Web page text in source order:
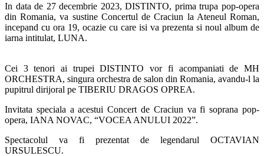
In data de 27 decembrie 2023, DISTINTO, prima trupa pop-opera
din Romania, va sustine Concertul de Craciun la Ateneul Roman,
incepand cu ora 19, ocazie cu care isi va prezenta si noul album de
iarna intitulat, LUNA.
Cei 3 tenori ai trupei DISTINTO vor fi acompaniati de MH
ORCHESTRA, singura orchestra de salon din Romania, avandu-l la
pupitrul dirijoral pe TIBERIU DRAGOS OPREA.
Invitata speciala a acestui Concert de Craciun va fi soprana pop-
opera, IANA NOVAC, “VOCEA ANULUI 2022”.
Spectacolul va fi prezentat de legendarul OCTAVIAN
URSULESCU.